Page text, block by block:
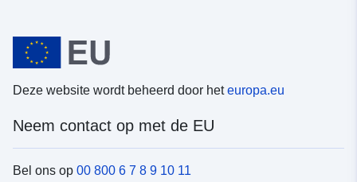
Deze website wordt beheerd door heteuropa.eu
Neem contact op met de EU
Bel ons op 00 800 6 7 8 9 10 11